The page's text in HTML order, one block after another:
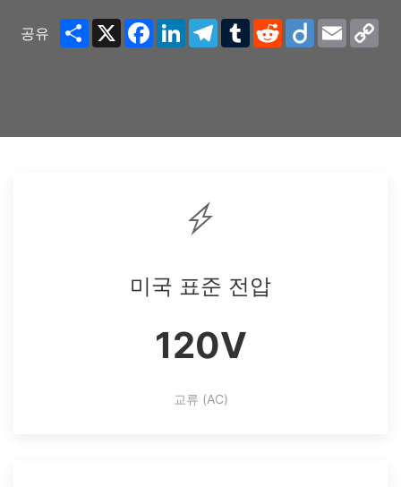
공유 ShareX Facebook
LinkedInTelegram
TumblrRedditDiigo Email
미국 표준 전압
120V
교류 (AC)